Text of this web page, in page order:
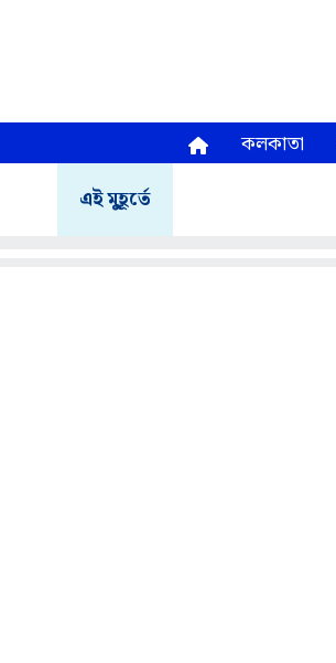
কলকাতা
এই মুহূর্তে